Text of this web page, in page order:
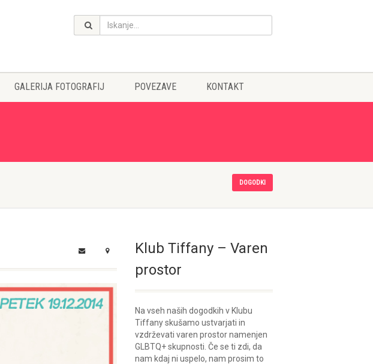
GALERIJA FOTOGRAFIJ POVEZAVE KONTAKT
DOGODKI
Klub Tiffany – Varen
prostor
Na vseh naših dogodkih v Klubu
Tiffany skušamo ustvarjati in
vzdrževati varen prostor namenjen
GLBTQ+ skupnosti. Če se ti zdi, da
nam kdaj ni uspelo, nam prosim to